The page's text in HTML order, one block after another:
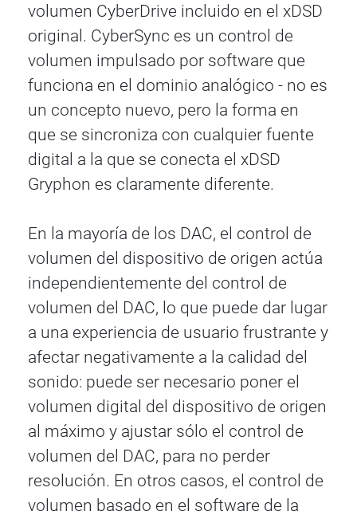
volumen CyberDrive incluido en el xDSD
original. CyberSync es un control de
volumen impulsado por software que
funciona en el dominio analógico - no es
un concepto nuevo, pero la forma en
que se sincroniza con cualquier fuente
digital a la que se conecta el xDSD
Gryphon es claramente diferente.
En la mayoría de los DAC, el control de
volumen del dispositivo de origen actúa
independientemente del control de
volumen del DAC, lo que puede dar lugar
a una experiencia de usuario frustrante y
afectar negativamente a la calidad del
sonido: puede ser necesario poner el
volumen digital del dispositivo de origen
al máximo y ajustar sólo el control de
volumen del DAC, para no perder
resolución. En otros casos, el control de
volumen basado en el software de la